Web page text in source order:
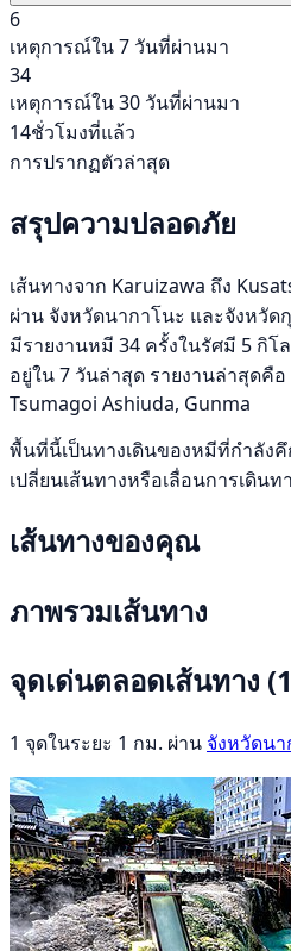
6
เหตุการณ์ใน 7 วันที่ผ่านมา
34
เหตุการณ์ใน 30 วันที่ผ่านมา
14ชั่วโมงที่แล้ว
การปรากฏตัวล่าสุด
สรุปความปลอดภัย
เส้นทางจาก Karuizawa ถึง
ผ่าน จังหวัดนากาโนะ และจังหวั
มีรายงานหมี 34 ครั้งในรัศมี 5 กิโ
อยู่ใน 7 วันล่าสุด รายงานล่าสุดคื
Tsumagoi Ashiuda, Gunma
พื้นที่นี้เป็นทางเดินของหมีที่กำลัง
เปลี่ยนเส้นทางหรือเลื่อนการเดินท
เส้นทางของคุณ
ภาพรวมเส้นทาง
จุดเด่นตลอดเส้นทาง
1 จุดในระยะ 1 กม. ผ่าน จังหวัดนา